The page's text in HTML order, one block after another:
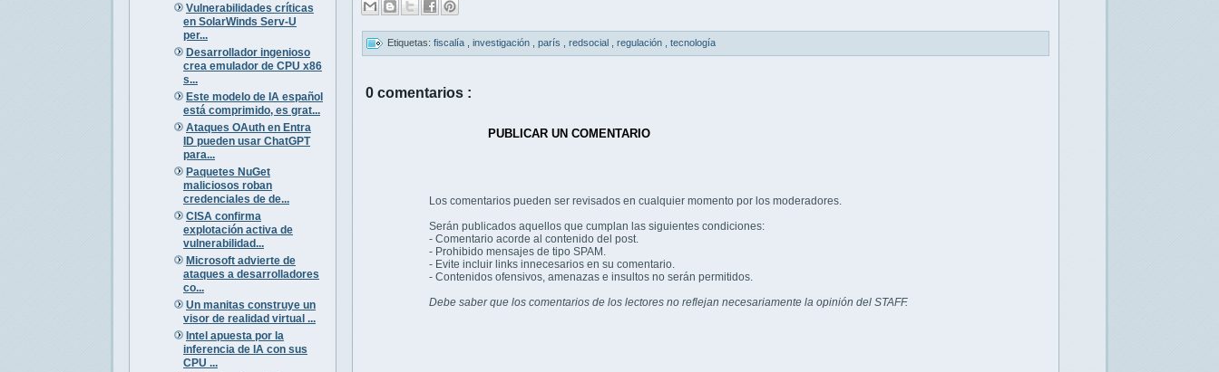
Vulnerabilidades críticas
en SolarWinds Serv-U
per...
Desarrollador ingenioso
crea emulador de CPU x86
s...
Este modelo de IA español
está comprimido, es grat...
Ataques OAuth en Entra
ID pueden usar ChatGPT
para...
Paquetes NuGet
maliciosos roban
credenciales de de...
CISA confirma
explotación activa de
vulnerabilidad...
Microsoft advierte de
ataques a desarrolladores
co...
Un manitas construye un
visor de realidad virtual ...
Intel apuesta por la
inferencia de IA con sus
CPU ...
Etiquetas: fiscalía investigación parís redsocial regulación tecnología
0 comentarios :
PUBLICAR UN COMENTARIO
Los comentarios pueden ser revisados en cualquier momento por los moderadores.
Serán publicados aquellos que cumplan las siguientes condiciones:
- Comentario acorde al contenido del post.
- Prohibido mensajes de tipo SPAM.
- Evite incluir links innecesarios en su comentario.
- Contenidos ofensivos, amenazas e insultos no serán permitidos.
Debe saber que los comentarios de los lectores no reflejan necesariamente la opinión del STAFF.